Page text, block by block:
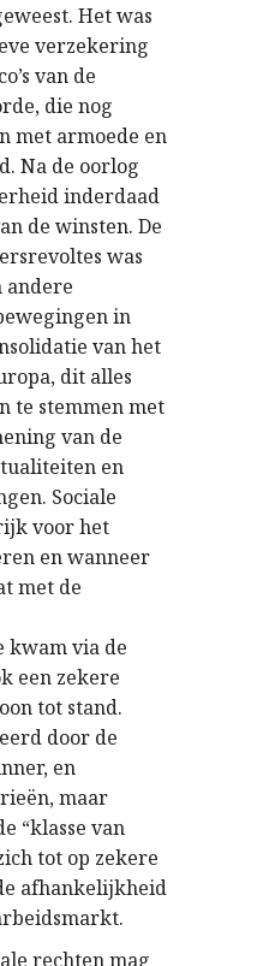
Het was
verzekering
van de
die nog
met armoede en
Na de oorlog
inderdaad
de winsten. De
was
andere
in
van het
dit alles
te stemmen met
van de
en
Sociale
voor het
en wanneer
met de
kwam via de
een zekere
tot stand.
door de
en
maar
“klasse van
tot op zekere
afhankelijkheid
rechten mag